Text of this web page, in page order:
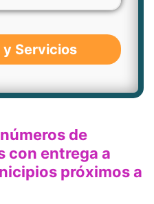
y Servicios
de
con entrega a
próximos a